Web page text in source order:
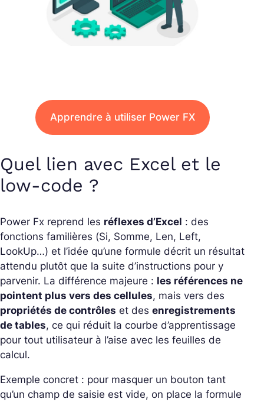
Apprendre à utiliser Power FX
Quel lien avec Excel et le
low-code ?
Power Fx reprend les réflexes d’Excel : des
fonctions familières (Si, Somme, Len, Left,
LookUp…) et l’idée qu’une formule décrit un résultat
attendu plutôt que la suite d’instructions pour y
parvenir. La différence majeure : les références ne
pointent plus vers des cellules, mais vers des
propriétés de contrôles et des enregistrements
de tables, ce qui réduit la courbe d’apprentissage
pour tout utilisateur à l’aise avec les feuilles de
calcul.
Exemple concret : pour masquer un bouton tant
qu’un champ de saisie est vide, on place la formule